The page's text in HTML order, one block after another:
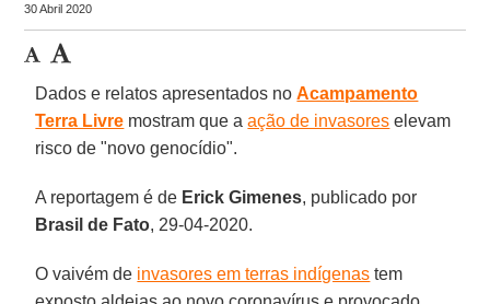
30 Abril 2020
Dados e relatos apresentados noAcampamento
Terra Livre mostram que aação de invasores elevam
risco de "novo genocídio".
A reportagem é de Erick Gimenes, publicado por
Brasil de Fato, 29-04-2020.
O vaivém de invasores em terras indígenas tem